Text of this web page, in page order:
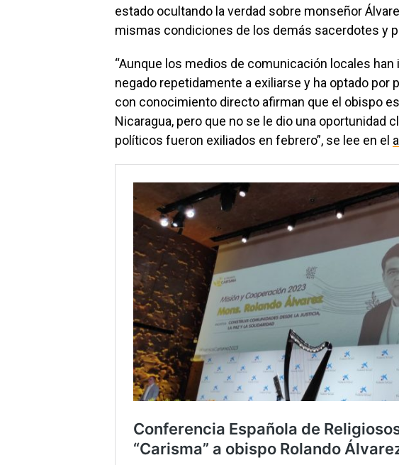
estado ocultando la verdad sobre monseñor
mismas condiciones de los demás sacerdotes y
“Aunque los medios de comunicación locales
negado repetidamente a exiliarse y ha optado por
con conocimiento directo afirman que el obispo
Nicaragua, pero que no se le dio una oportunidad
políticos fueron exiliados en febrero”, se lee en el